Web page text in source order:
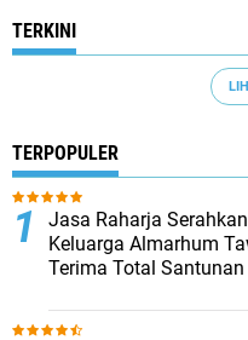
TERKINI
TERPOPULER
Jasa Raharja
Keluarga Almarhum
Terima Total